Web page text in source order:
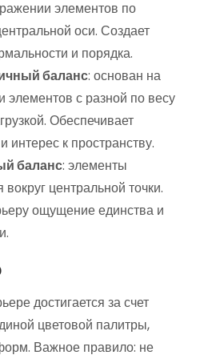
элементов по
оси. Создает
и порядка.
баланс: основан на
элементов с разной по весу
Обеспечивает
интерес к пространству.
баланс: элементы
центральной точки.
ощущение единства и
достигается за счет
цветовой палитры,
Важное правило: не